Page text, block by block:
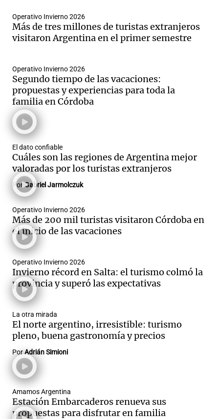
Operativo Invierno 2026
Más de tres millones de turistas extranjeros
visitaron Argentina en el primer semestre
Operativo Invierno 2026
Segundo tiempo de las vacaciones:
propuestas y experiencias para toda la
familia en Córdoba
El dato confiable
Cuáles son las regiones de Argentina mejor
valoradas por los turistas extranjeros
PorGabriel Jarmolczuk
Operativo Invierno 2026
Más de 200 mil turistas visitaron Córdoba en
el inicio de las vacaciones
Operativo Invierno 2026
Invierno récord en Salta: el turismo colmó la
provincia y superó las expectativas
La otra mirada
El norte argentino, irresistible: turismo
pleno, buena gastronomía y precios
PorAdrián Simioni
Amamos Argentina
Estación Embarcaderos renueva sus
propuestas para disfrutar en familia